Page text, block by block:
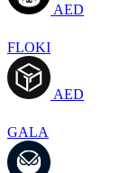
AED
FLOKI
AED
GALA